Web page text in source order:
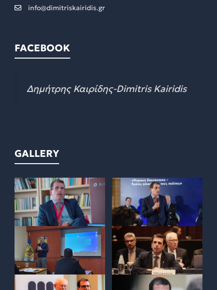
info@dimitriskairidis.gr
FACEBOOK
Δημήτρης Καιρίδης-Dimitris Kairidis
GALLERY